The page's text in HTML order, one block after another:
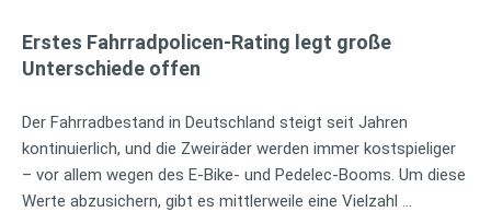
Erstes Fahrradpolicen-Rating legt große
Unterschiede offen
Der Fahrradbestand in Deutschland steigt seit Jahren
kontinuierlich, und die Zweiräder werden immer kostspieliger
– vor allem wegen des E-Bike- und Pedelec-Booms. Um diese
Werte abzusichern, gibt es mittlerweile eine Vielzahl …